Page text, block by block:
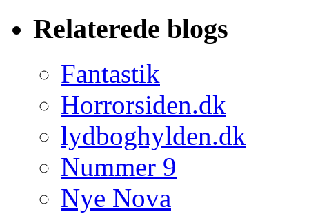
Relaterede blogs
Fantastik
Horrorsiden.dk
lydboghylden.dk
Nummer 9
Nye Nova